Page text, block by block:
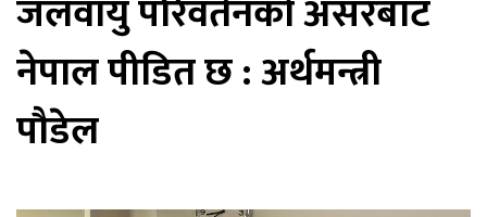
जलवायु परिवर्तनको असरबाट
नेपाल पीडित छ : अर्थमन्त्री
पौडेल